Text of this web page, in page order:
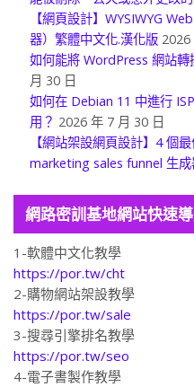
【網頁設計】WYSIWYG
器）繁體中文化.漢化版 2026
如何能將 WordPress 網站
月 30 日
如何在 Debian 11 中進行
用？ 2026 年 7 月 30 日
【網站架設網頁設計】4 個
marketing sales funnel 生成
網路密訓基地網站快速
1-軟體中文化教學
https://por.tw/cht
2-購物網站架設教學
https://por.tw/sale
3-搜尋引擎排名教學
https://por.tw/seo
4-電子書製作教學